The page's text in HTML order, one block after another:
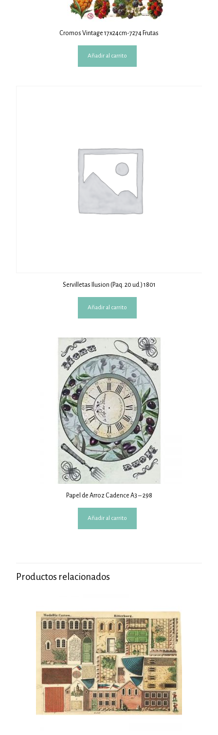
Cromos Vintage 17x24cm-7274 Frutas
Añadir al carrito
Servilletas Ilusion (Paq. 20 ud.) 1801
Añadir al carrito
Papel de Arroz Cadence A3 – 298
Añadir al carrito
Productos relacionados